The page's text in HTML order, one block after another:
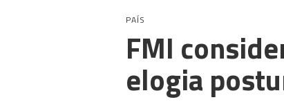
PAÍS
FMI
elogia